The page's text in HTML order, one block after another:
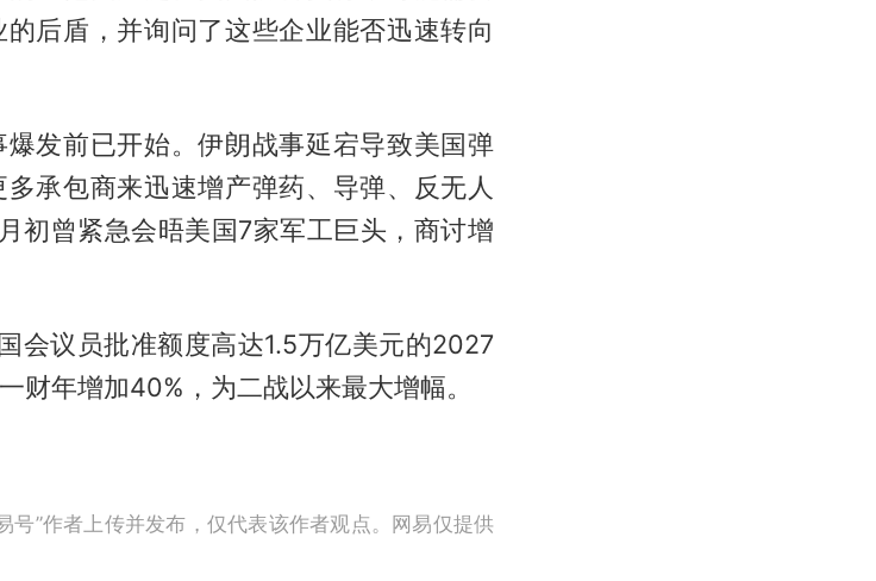
后盾，并询问了这些企业能否迅速转向
发前已开始。伊朗战事延宕导致美国弹
承包商来迅速增产弹药、导弹、反无人
初曾紧急会晤美国7家军工巨头，商讨增
会议员批准额度高达1.5万亿美元的2027
财年增加40%，为二战以来最大增幅。
号”作者上传并发布，仅代表该作者观点。网易仅提供